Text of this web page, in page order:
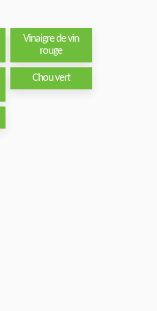
Vinaigre de vin
rouge
Chou vert